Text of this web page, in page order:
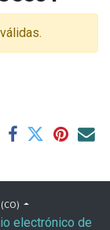
electrónico de